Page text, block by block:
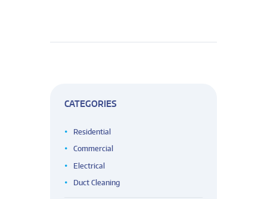
CATEGORIES
Residential
Commercial
Electrical
Duct Cleaning